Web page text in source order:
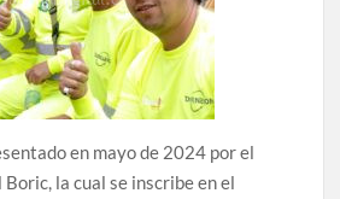
en mayo de 2024 por el
la cual se inscribe en el